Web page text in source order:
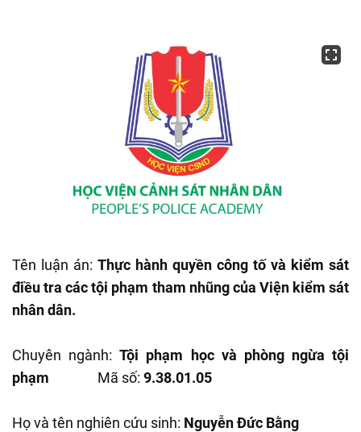
Tên luận án: Thực hành quyền công tố và kiểm sát
điều tra các tội phạm tham nhũng của Viện kiểm sát
nhân dân.
Chuyên ngành:Tội phạm học và phòng ngừa tội
phạm
Mã số: 9.38.01.05
Họ và tên nghiên cứu sinh: Nguyễn Đức Bằng